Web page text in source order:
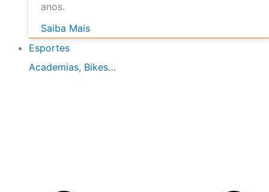
anos.
Saiba Mais
Esportes
Academias, Bikes…